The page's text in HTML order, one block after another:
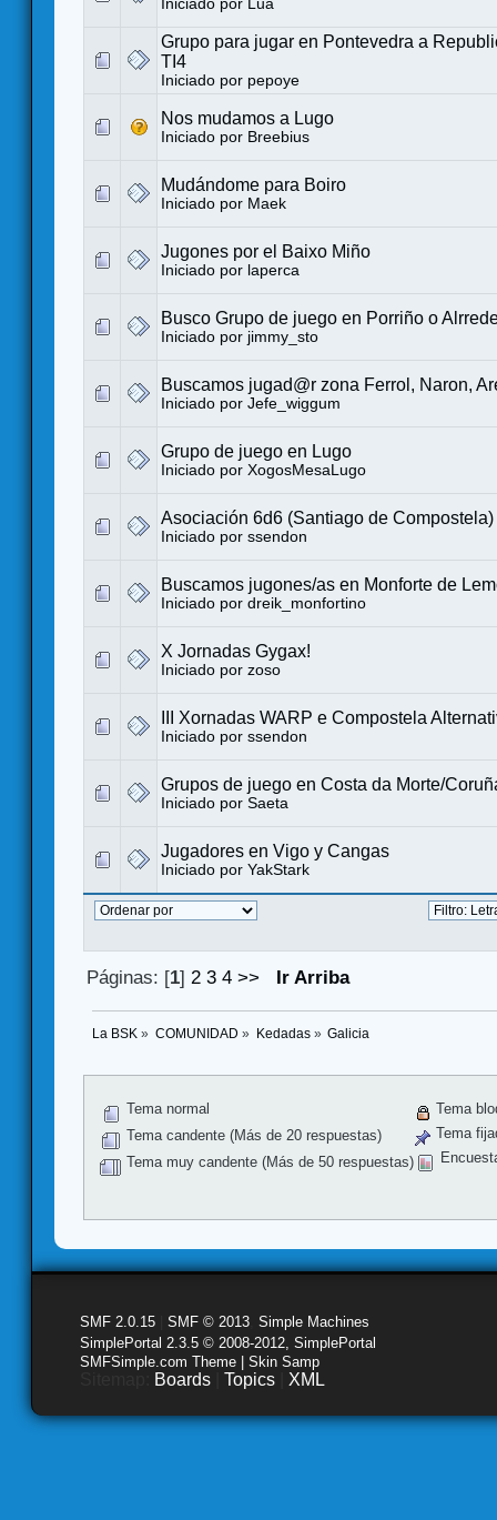
Iniciado por Lua
Grupo para jugar en Pontevedra a
TI4
Iniciado por pepoye
Nos mudamos a Lugo
Iniciado por Breebius
Mudándome para Boiro
Iniciado por Maek
Jugones por el Baixo Miño
Iniciado por laperca
Busco Grupo de juego en Porriño o
Iniciado por jimmy_sto
Buscamos jugad@r zona Ferrol, Naron,
Iniciado por Jefe_wiggum
Grupo de juego en Lugo
Iniciado por XogosMesaLugo
Asociación 6d6 (Santiago de Compostela)
Iniciado por ssendon
Buscamos jugones/as en Monforte de
Iniciado por dreik_monfortino
X Jornadas Gygax!
Iniciado por zoso
III Xornadas WARP e Compostela
Iniciado por ssendon
Grupos de juego en Costa da Morte/
Iniciado por Saeta
Jugadores en Vigo y Cangas
Iniciado por YakStark
Páginas: [1] 2 3 4 >> Ir Arriba
La BSK » COMUNIDAD » Kedadas» Galicia
Tema normal
Tema candente (Más de 20 respuestas)
Tema muy candente (Más de 50 respuestas)
Tema
Tema
SMF 2.0.15 SMF © 2013 Simple Machines
SimplePortal 2.3.5 © 2008-2012, SimplePortal
SMFSimple.com Theme | Skin Samp
Boards Topics XML